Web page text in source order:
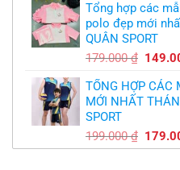
là:
Tổng hợp các
polo đẹp mới
QUÂN SPORT
179.000₫ Giá
là:
TỔNG HỢP CÁC
MỚI NHẤT
SPORT
199.000₫ Giá
gốc